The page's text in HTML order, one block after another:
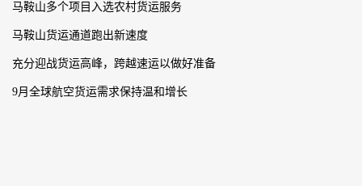
马鞍山多个项目入选农村货运服务
马鞍山货运通道跑出新速度
充分迎战货运高峰，跨越速运以做好准备
9月全球航空货运需求保持温和增长